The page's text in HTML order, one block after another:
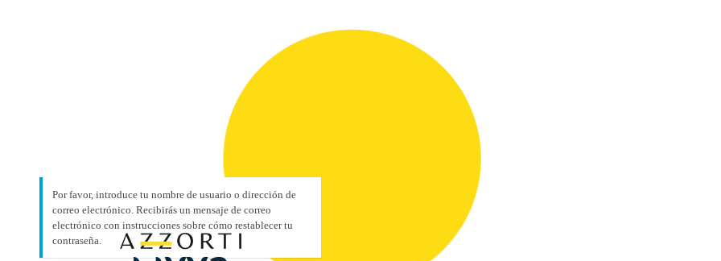
https://neptuno.azzorti.com/gt
Por favor, introduce tu nombre de usuario o dirección de
correo electrónico. Recibirás un mensaje de correo
electrónico con instrucciones sobre cómo restablecer tu
contraseña.